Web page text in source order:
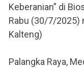
Keberanian” di
Rabu (30/7/2025)
Kalteng)
Palangka Raya,